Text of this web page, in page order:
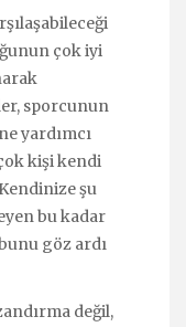
çok iyi
sporcunun
yardımcı
kişi kendi
şu
bu kadar
göz ardı
değil,